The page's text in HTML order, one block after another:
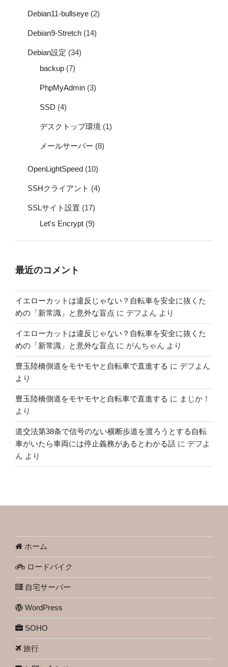
Debian11-bullseye (2)
Debian9-Stretch (14)
Debian設定 (34)
backup (7)
PhpMyAdmin (3)
SSD (4)
デスクトップ環境 (1)
メールサーバー (8)
OpenLightSpeed (10)
SSHクライアント (4)
SSLサイト設置 (17)
Let's Encrypt (9)
最近のコメント
イエローカットは違反じゃない？自転車を安全に抜くた
めの「新常識」と意外な盲点 に デフよん より
イエローカットは違反じゃない？自転車を安全に抜くた
めの「新常識」と意外な盲点 に がんちゃん より
豊玉陸橋側道をモヤモヤと自転車で直進する に デフよん
より
豊玉陸橋側道をモヤモヤと自転車で直進する に まじか！
より
道交法第38条で信号のない横断歩道を渡ろうとする自転
車がいたら車両には停止義務があるとわかる話 に デフよ
ん より
ホーム
ロードバイク
自宅サーバー
WordPress
SOHO
旅行